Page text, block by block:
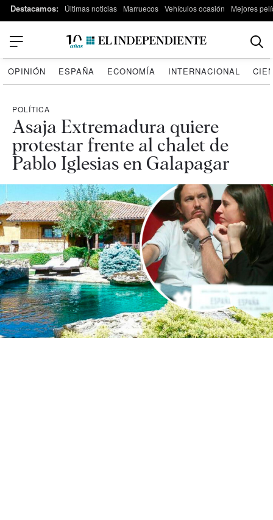
Destacamos: Últimas noticias Marruecos Vehículos ocasión Mejores
OPINIÓN ESPAÑA ECONOMÍA INTERNACIONAL
POLÍTICA
Asaja Extremadura quiere
protestar frente al chalet de
Pablo Iglesias en Galapagar